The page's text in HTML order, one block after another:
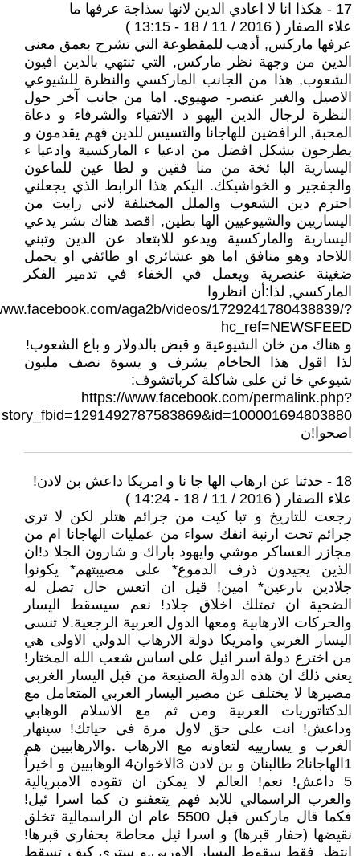
17 - هكذا انا لا اعادي الدين لانها سذاجة عرفها ما
علاء الصفار ( 2016 / 11 / 18 - 13:15 )
عرفها ماركس, أذهب للمقطوعة التي تشرح بعمق معنى
الدين من وجهة نظر ماركس, التي تنتهي بالدين افيون
الشعوب, هذا من الجانب الماركسي والنظرة للشيوعي
الاصيل والغير عنصر- صهيوي. اما من جانب آخر حول
النظرة لرجال الدين اليهو د الاتقياء والشرفاء و دعاة
المحبة, الرافضين للهاجانا والتسيس للدين فهم يقدمون و
يطرحون بشكل افضل من ادعيا ء الماركسية وادعيا ء
اليسارية البا ئخة من منا فقين و لطا عين للماعون
والجفجير و الخواشيكك. اليكم هذا الرابط الذي يجعلني
احترم دين الشعوب والملل المختلفة لاني رايت من
اليساريين والشيوعيين الها بطين, اقصد هناك بشر يدعي
اليسارية والماركسية ويدعو للابتعاد عن الدين وتبني
اللاحاد وهو منافق اما هو عشائري او طائفي او يحمل
ضغينة عنصرية ويعمل في الخفاء في تدمير الفكر
الماركسي, لذا:أن انظروا
aga2b/videos/1729241780438839/?
hc_ref=NEWSFEED
و هناك من خان الشيوعية و قبض بالدولار و باع الشعوب!
لذا اقول هذا الحاخام يشرف و يسوة نصف مليون
شيوعي خا ئن على شاكلة كرباتشوف:
https://www.facebook.com/permalink.php?
story_fbid=1291492787583869&id=100001694803880
اصحوا!ن
18 - حدثنا عن ارهاب الها جا نا و امريكا داعش بن لادن!
علاء الصفار ( 2016 / 11 / 18 - 14:24 )
رجعت للتاريخ و تبا كيت من جرائم هتلر لكن لا ترى
جرائم تحت ارنبة انفك سواء من عمليات الهاجانا ام من
مجازر العساكر موشي وايهود باراك و شارون الجلا د!ان
الذين يجيدون ذرف الدموع* على مصيبتهم* يكونوا
جلادين بارعين* امين! قيل ان اتعس حال تصل له
الضحية ان تمتلك اخلاق جلاد! نعم سيسقط اليسار
والحركات الارهابية ومعها الدول العربية الرجعية.لا تنسى
اليسار الغربي وامريكا دولة الارهاب الدولي الاولى هي
من اخترع دولة اسر ائيل على اساس شعب الله المختار!
يعني ذلك ان هذه الدولة الصنيعة من قبل اليسار الغربي
مصيرها لا يختلف عن مصير اليسار الغربي المتعامل مع
الدكتاتوريات العربية ومن ثم مع الاسلام الوهابي
وداعش! انت على حق لاول مرة في حياتك! سينهار
الغرب و يسارييه لتعاونه مع الارهاب .والارهابيين هم
1الهاجانا2 طالبنان و بن لادن 3الاخوان4 الوهابيين و اخيراً
5 داعش! نعم! العالم لا يمكن ان تقوده الامبريالية
والغرب الراسمالي للابد فهم يتعفنو ن كما اسرا ئيل!
فكما قال ماركس قبل 5500 عام ان الراسمالية تخلق
نقيضها (حفار قبرها) و اسرا ئيل محاطة بحفاري قبرها!
انتظر فقط سقوط اليسار الاوربي,و سترى كيف تسقط